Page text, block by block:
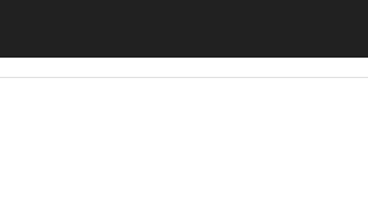
Bolla AI? Gli analisti non